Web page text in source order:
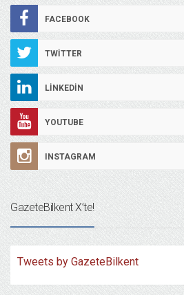
FACEBOOK
TWITTER
LINKEDIN
YOUTUBE
INSTAGRAM
GazeteBilkent X’te!
Tweets by GazeteBilkent